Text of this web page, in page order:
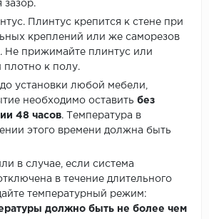
зазор.
Плинтус крепится к стене при
креплений или же саморезов
Не прижимайте плинтус или
плотно к полу.
установки любой мебели,
необходимо оставить без
48 часов. Температура в
этого времени должна быть
в случае, если система
в течение длительного
температурный режим:
должно быть не более чем